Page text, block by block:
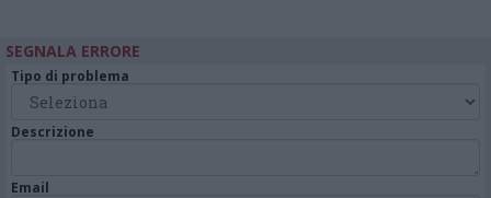
SEGNALA ERRORE
Tipo di problema
Descrizione
Email